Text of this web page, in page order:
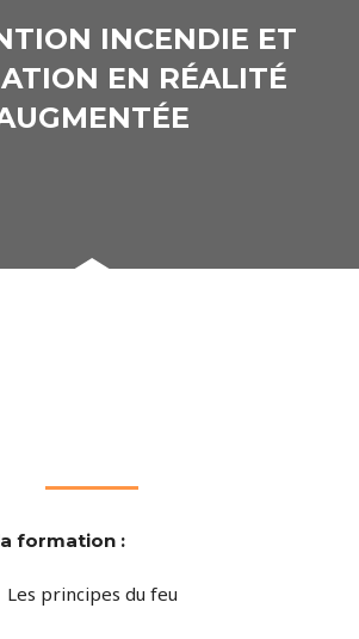
INCENDIE ET
EN RÉALITÉ
formation :
Les principes du feu